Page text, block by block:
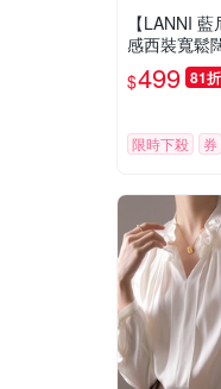
【LANNI
感西裝寬鬆
身/九分/長
$499 81折
限時下殺 券